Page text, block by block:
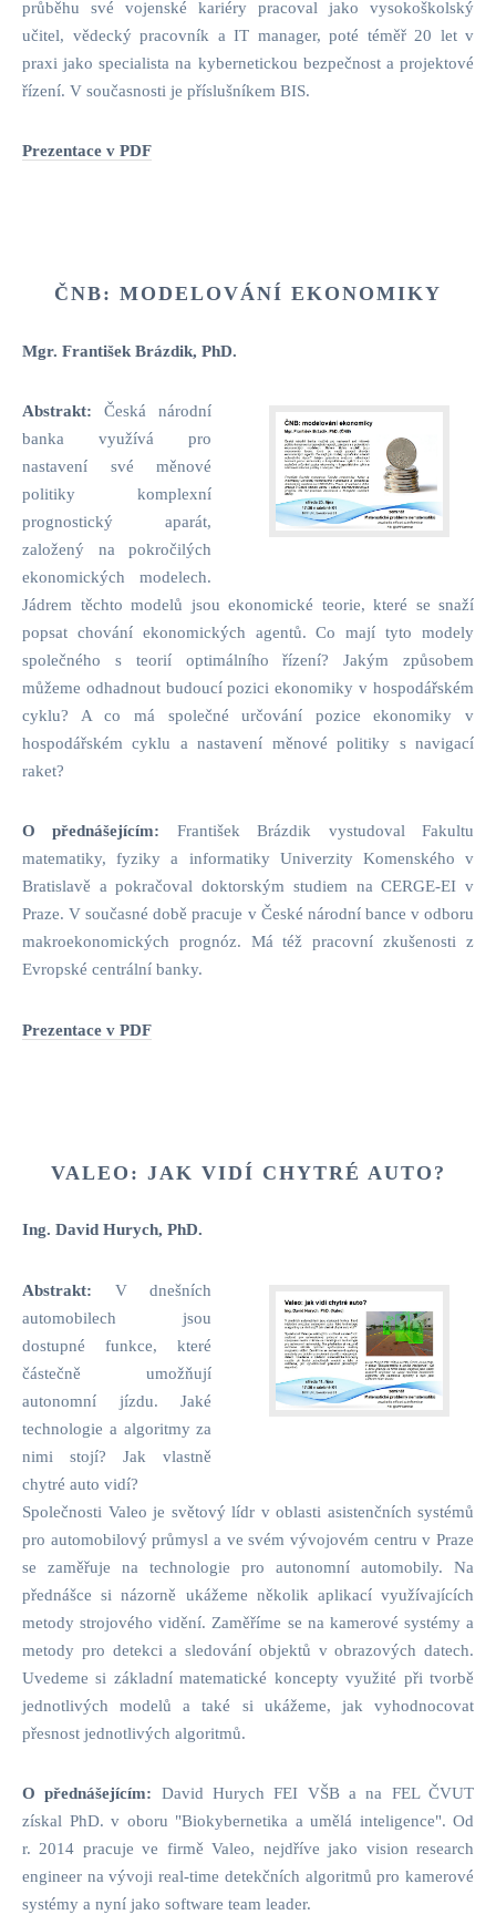
průběhu své vojenské kariéry pracoval jako vysokoškolský
učitel, vědecký pracovník a IT manager, poté téměř 20 let v
praxi jako specialista na kybernetickou bezpečnost a projektové
řízení. V současnosti je příslušníkem BIS.
Prezentace v PDF
ČNB: MODELOVÁNÍ EKONOMIKY
Mgr. František Brázdik, PhD.
Abstrakt: Česká národní
banka využívá pro
nastavení své měnové
politiky komplexní
prognostický aparát,
založený na pokročilých
ekonomických modelech.
Jádrem těchto modelů jsou ekonomické teorie, které se snaží
popsat chování ekonomických agentů. Co mají tyto modely
společného s teorií optimálního řízení? Jakým způsobem
můžeme odhadnout budoucí pozici ekonomiky v hospodářském
cyklu? A co má společné určování pozice ekonomiky v
hospodářském cyklu a nastavení měnové politiky s navigací
raket?
O přednášejícím: František Brázdik vystudoval Fakultu
matematiky, fyziky a informatiky Univerzity Komenského v
Bratislavě a pokračoval doktorským studiem na CERGE-EI v
Praze. V současné době pracuje v České národní bance v odboru
makroekonomických prognóz. Má též pracovní zkušenosti z
Evropské centrální banky.
Prezentace v PDF
VALEO: JAK VIDÍ CHYTRÉ AUTO?
Ing. David Hurych, PhD.
Abstrakt: V dnešních
automobilech jsou
dostupné funkce, které
částečně umožňují
autonomní jízdu. Jaké
technologie a algoritmy za
nimi stojí? Jak vlastně
chytré auto vidí?
Společnosti Valeo je světový lídr v oblasti asistenčních systémů
pro automobilový průmysl a ve svém vývojovém centru v Praze
se zaměřuje na technologie pro autonomní automobily. Na
přednášce si názorně ukážeme několik aplikací využívajících
metody strojového vidění. Zaměříme se na kamerové systémy a
metody pro detekci a sledování objektů v obrazových datech.
Uvedeme si základní matematické koncepty využité při tvorbě
jednotlivých modelů a také si ukážeme, jak vyhodnocovat
přesnost jednotlivých algoritmů.
O přednášejícím: David Hurych FEI VŠB a na FEL ČVUT
získal PhD. v oboru "Biokybernetika a umělá inteligence". Od
r. 2014 pracuje ve firmě Valeo, nejdříve jako vision research
engineer na vývoji real-time detekčních algoritmů pro kamerové
systémy a nyní jako software team leader.